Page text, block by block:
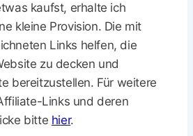
kaufst, erhalte ich
kleine Provision. Die mit
Links helfen, die
zu decken und
bereitzustellen. Für weitere
Links und deren
bitte hier.